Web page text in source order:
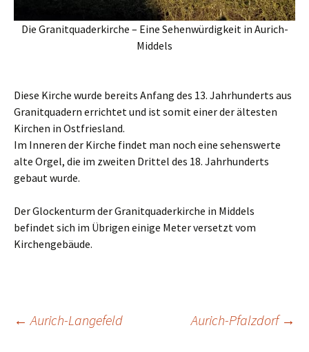
Die Granitquaderkirche – Eine Sehenwürdigkeit in Aurich-
Middels
Diese Kirche wurde bereits Anfang des 13. Jahrhunderts aus
Granitquadern errichtet und ist somit einer der ältesten
Kirchen in Ostfriesland.
Im Inneren der Kirche findet man noch eine sehenswerte
alte Orgel, die im zweiten Drittel des 18. Jahrhunderts
gebaut wurde.
Der Glockenturm der Granitquaderkirche in Middels
befindet sich im Übrigen einige Meter versetzt vom
Kirchengebäude.
Beitrags-
← Aurich-Langefeld Aurich-Pfalzdorf →